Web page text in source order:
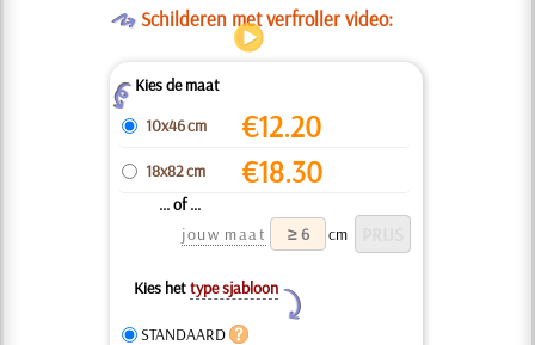
OSchilderen met verfroller video:
ZKies de maat
10x46 cm
€12.20
18x82 cm €18.30
... of ...
jouw maat
cm
Kies hettype sjabloon
Y
STANDAARD